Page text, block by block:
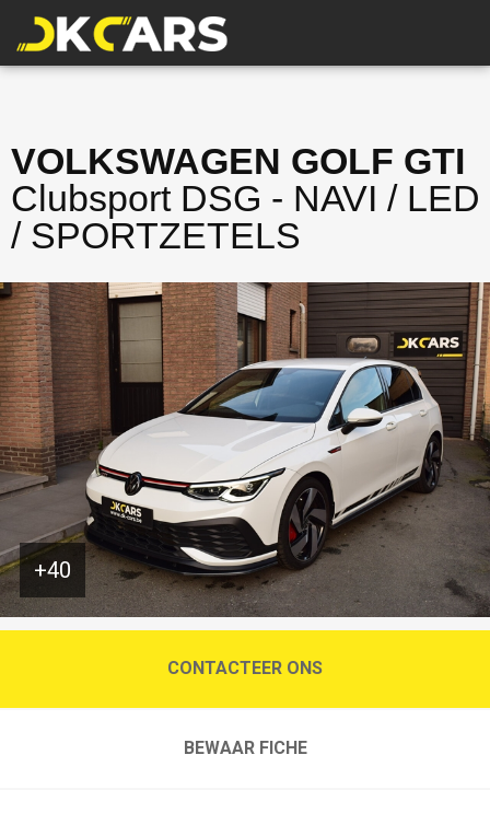
VOLKSWAGEN GOLF GTI
Clubsport DSG - NAVI / LED
/ SPORTZETELS
VERKOCHT
+40
CONTACTEER ONS
BEWAAR FICHE